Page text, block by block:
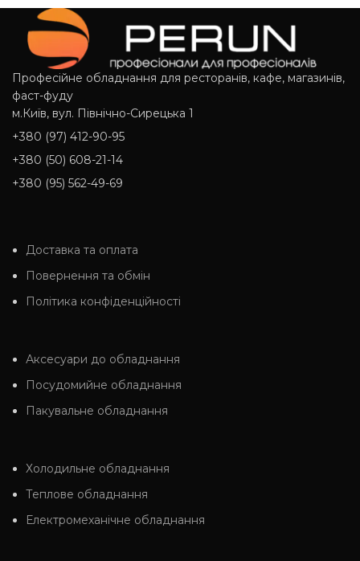
Професійне обладнання для ресторанів, кафе, магазинів,
фаст-фуду
м.Київ, вул. Північно-Сирецька 1
+380 (97) 412-90-95
+380 (50) 608-21-14
+380 (95) 562-49-69
Доставка та оплата
Повернення та обмін
Політика конфіденційності
Аксесуари до обладнання
Посудомийне обладнання
Пакувальне обладнання
Холодильне обладнання
Теплове обладнання
Електромеханічне обладнання